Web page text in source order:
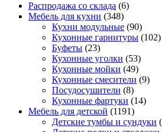
Распродажа со склада (6)
Мебель для кухни (348)
Кухни модульные (90)
Кухонные гарнитуры (102)
Буфеты (23)
Кухонные уголки (53)
Кухонные мойки (49)
Кухонные смесители (9)
Посудосушители (8)
Кухонные фартуки (14)
Мебель для детской (1191)
Детские тумбы и сундуки